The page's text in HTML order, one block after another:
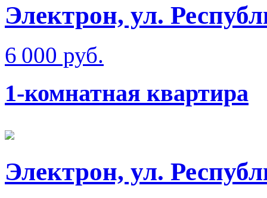
Электрон, ул.
6 000 руб.
1-комнатная квартира
Электрон, ул.